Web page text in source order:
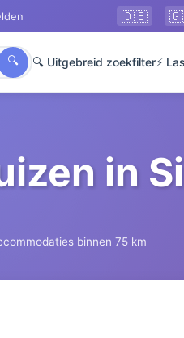
🇩🇪
🔍 🔍 Uitgebreid zoekfilter⚡
in
binnen 75 km